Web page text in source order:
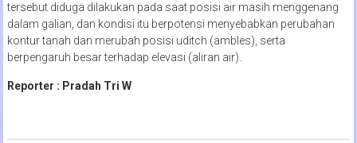
tersebut diduga dilakukan pada saat posisi air masih menggenang
dalam galian, dan kondisi itu berpotensi menyebabkan perubahan
kontur tanah dan merubah posisi uditch (ambles), serta
berpengaruh besar terhadap elevasi (aliran air).
Reporter : Pradah Tri W